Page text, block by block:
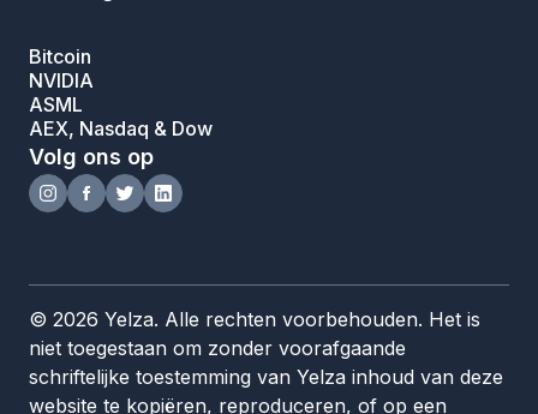
Bitcoin
NVIDIA
ASML
AEX, Nasdaq & Dow
Volg ons op
© 2026 Yelza. Alle rechten voorbehouden. Het is
niet toegestaan om zonder voorafgaande
schriftelijke toestemming van Yelza inhoud van deze
website te kopiëren, reproduceren, of op een